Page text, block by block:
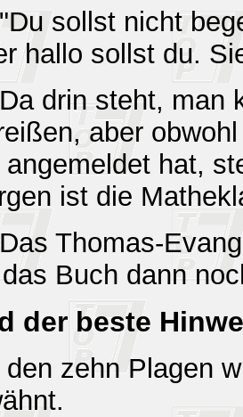
sollst nicht
hallo sollst du.
drin steht, man
aber
angemeldet hat,
ist die
Thomas-
Buch dann
der beste
den zehn Plagen